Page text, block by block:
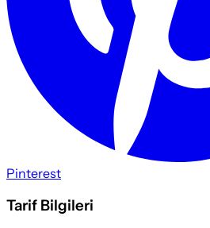
Pinterest
Tarif Bilgileri